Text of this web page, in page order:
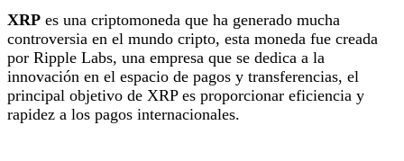
XRP es una criptomoneda que ha generado mucha
controversia en el mundo cripto, esta moneda fue creada
por Ripple Labs, una empresa que se dedica a la
innovación en el espacio de pagos y transferencias, el
principal objetivo de XRP es proporcionar eficiencia y
rapidez a los pagos internacionales.